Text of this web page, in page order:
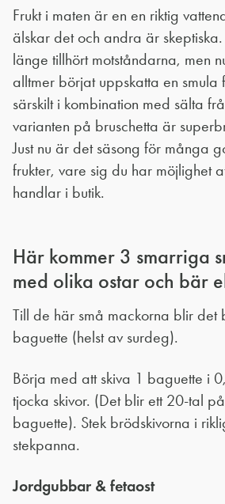
Frukt i maten är en en riktig
älskar det och andra är
länge tillhört motståndarna, men
alltmer börjat uppskatta en smula
särskilt i kombination med sälta
varianten på bruschetta är
Just nu är det säsong för många
frukter, vare sig du har möjlighet
handlar i butik.
Här kommer 3 smarriga
med olika ostar och bär
Till de här små mackorna blir det
baguette (helst av surdeg).
Börja med att skiva 1 baguette i
tjocka skivor. (Det blir ett 20-tal
baguette). Stek brödskivorna i
stekpanna.
Jordgubbar & fetaost